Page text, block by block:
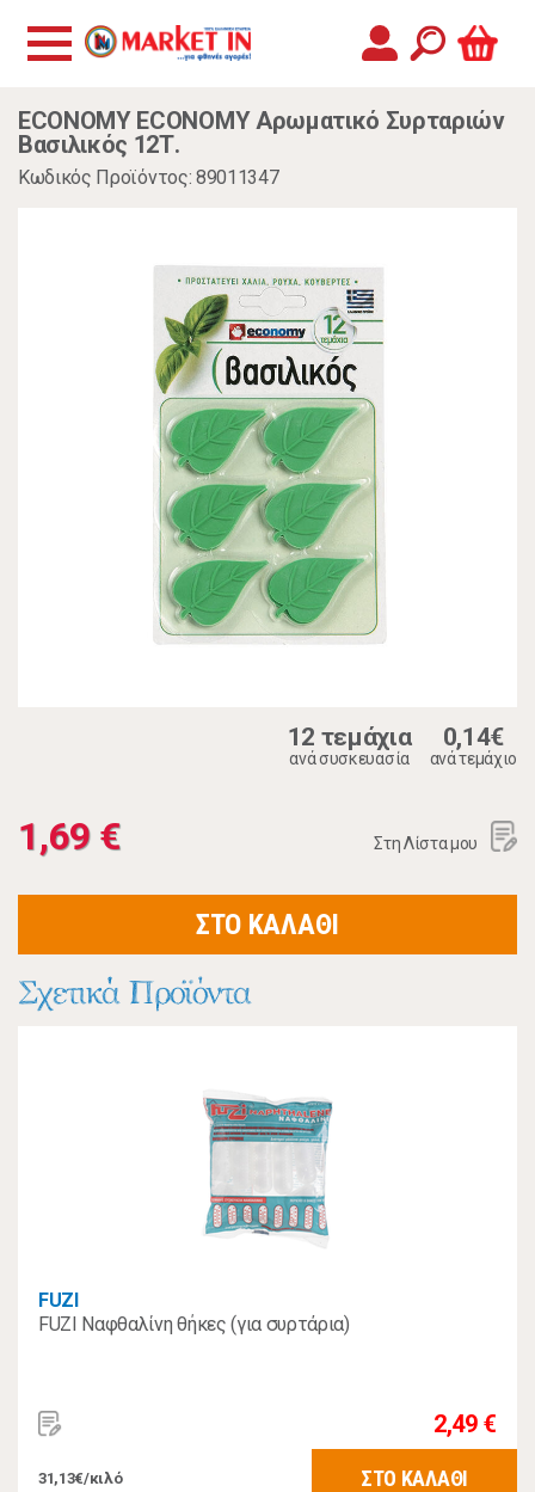
ECONOMY ECONOMY Αρωματικό Συρταριών
Βασιλικός 12Τ.
Κωδικός Προϊόντος: 89011347
12 τεμάχια
ανά συσκευασία
0,14€
ανά τεμάχιο
1,69 € Στη Λίστα μου
ΣΤΟ ΚΑΛΑΘΙ
Σχετικά Προϊόντα
FUZI
FUZI Ναφθαλίνη θήκες (για συρτάρια)
2,49 €
31,13€/κιλό ΣΤΟ ΚΑΛΑΘΙ